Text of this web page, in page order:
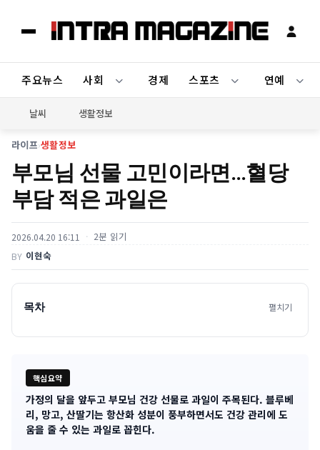
주요뉴스 사회 경제 스포츠 연예
날씨 생활정보
라이프›생활정보
부모님 선물 고민이라면…혈당
부담 적은 과일은
2026.04.20 16:11 2분 읽기
BY 이현숙
목차 펼치기
핵심요약
기
사
가정의 달을 앞두고 부모님 건강 선물로 과일이 주목된다. 블루베
리, 망고, 산딸기는 항산화 성분이 풍부하면서도 건강 관리에 도
움을 줄 수 있는 과일로 꼽힌다.